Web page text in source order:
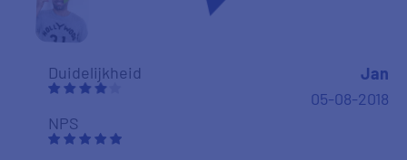
Duidelijkheid
NPS
Jan
05-08-2018